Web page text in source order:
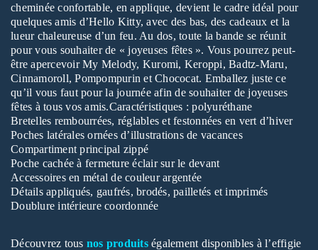
cheminée confortable, en applique, devient le cadre idéal pour
quelques amis d’Hello Kitty, avec des bas, des cadeaux et la
lueur chaleureuse d’un feu. Au dos, toute la bande se réunit
pour vous souhaiter de « joyeuses fêtes ». Vous pourrez peut-
être apercevoir My Melody, Kuromi, Keroppi, Badtz-Maru,
Cinnamoroll, Pompompurin et Chococat. Emballez juste ce
qu’il vous faut pour la journée afin de souhaiter de joyeuses
fêtes à tous vos amis.Caractéristiques : polyuréthane
Bretelles rembourrées, réglables et festonnées en vert d’hiver
Poches latérales ornées d’illustrations de vacances
Compartiment principal zippé
Poche cachée à fermeture éclair sur le devant
Accessoires en métal de couleur argentée
Détails appliqués, gaufrés, brodés, pailletés et imprimés
Doublure intérieure coordonnée
Découvrez tous nos produitségalement disponibles à l’effigie